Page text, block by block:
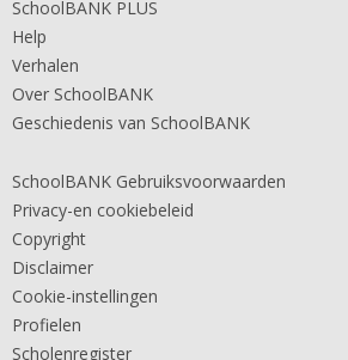
SchoolBANK PLUS
Help
Verhalen
Over SchoolBANK
Geschiedenis van SchoolBANK
SchoolBANK Gebruiksvoorwaarden
Privacy-en cookiebeleid
Copyright
Disclaimer
Cookie-instellingen
Profielen
Scholenregister